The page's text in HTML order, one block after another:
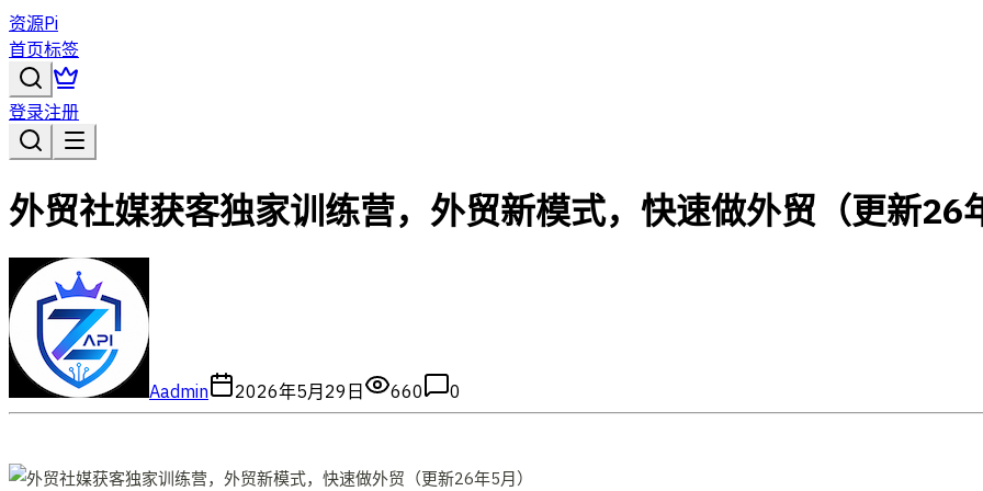
资源Pi
首页标签
登录注册
外贸社媒获客独家训练营，外贸新模式，快速做外贸（更新26
Aadmin 2026年5月29日 660 0